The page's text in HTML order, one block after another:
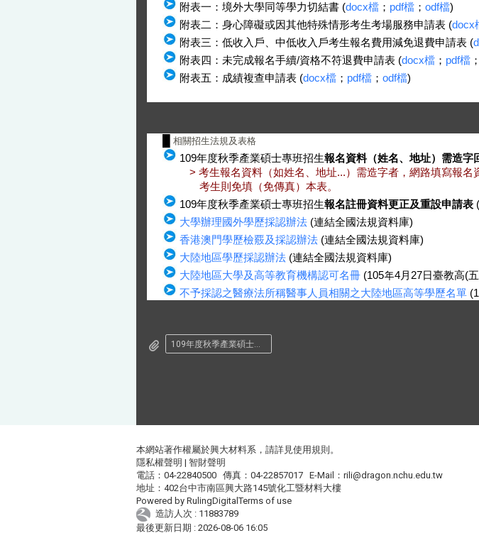
附表一：境外大學同等學力切結書 (docx檔 ； pdf檔 ； odf檔)
附表二：身心障礙或因其他特殊情形考生考場服務申請表 (docx
附表三：低收入戶、中低收入戶考生報名費用減免退費申請表 (
附表四：未完成報名手續/資格不符退費申請表 (docx檔 ； pdf檔 ；
附表五：成績複查申請表 (docx檔 ； pdf檔 ； odf檔)
相關招生法規及表格
109年度秋季產業碩士專班招生報名資料（姓名、地址）需造字
> 考生報名資料（如姓名、地址...）需造字者，網路填寫報名
考生則免填（免傳真）本表。
109年度秋季產業碩士專班招生報名註冊資料更正及重設申請表 (
大學辦理國外學歷採認辦法 (連結全國法規資料庫)
香港澳門學歷檢覈及採認辦法 (連結全國法規資料庫)
大陸地區學歷採認辦法 (連結全國法規資料庫)
大陸地區大學及高等教育機構認可名冊 (105年4月27日臺教高(
不予採認之醫療法所稱醫事人員相關之大陸地區高等學歷名單
本網站著作權屬於興大材料系，請詳見使用規則 。
隱私權聲明 | 智財聲明
電話：04-22840500 傳真：04-22857017 E-Mail： rili@dragon.nchu.edu.tw
地址：402台中市南區興大路145號化工暨材料大樓
Powered by RulingDigitalTerms of use
造訪人次 : 11883789
最後更新日期 : 2026-08-06 16:05